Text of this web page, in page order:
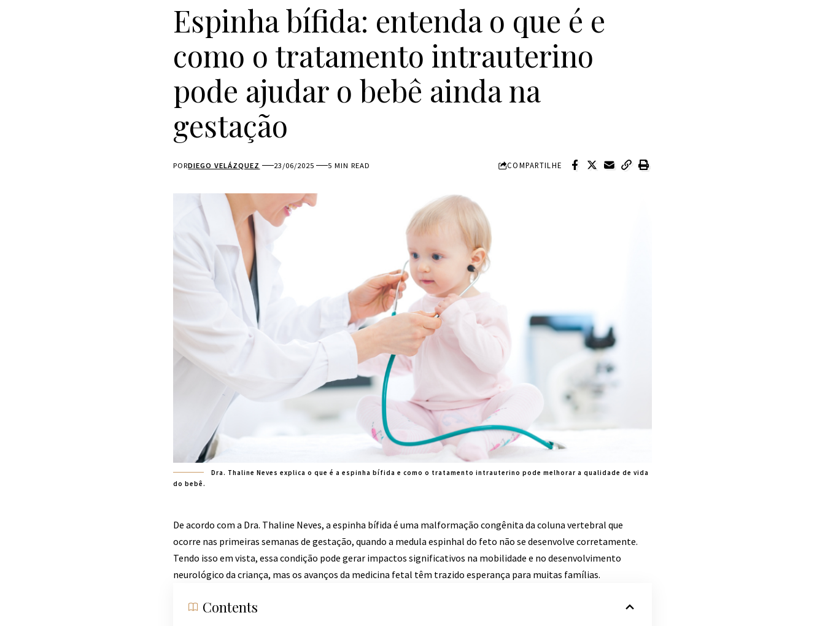
Espinha bífida: entenda o que é e
como o tratamento intrauterino
pode ajudar o bebê ainda na
gestação
PORDIEGO VELÁZQUEZ 23/06/2025 5 MIN READ COMPARTILHE
Dra. Thaline Neves explica o que é a espinha bífida e como o tratamento intrauterino pode melhorar a qualidade de vida
do bebê.
De acordo com a Dra. Thaline Neves, a espinha bífida é uma malformação congênita da coluna vertebral que
ocorre nas primeiras semanas de gestação, quando a medula espinhal do feto não se desenvolve corretamente.
Tendo isso em vista, essa condição pode gerar impactos significativos na mobilidade e no desenvolvimento
neurológico da criança, mas os avanços da medicina fetal têm trazido esperança para muitas famílias.
Contents